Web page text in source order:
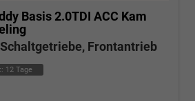
Basis 2.0TDI ACC Kam
Schaltgetriebe, Frontantrieb
12 Tage